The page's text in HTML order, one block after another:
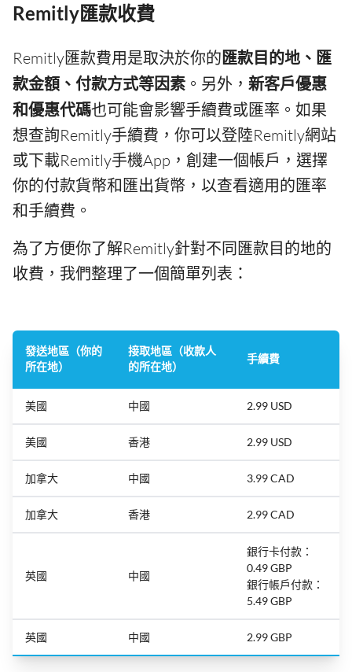
Remitly匯款收費
Remitly匯款費用是取決於你的 匯款目的地、匯
款金額、付款方式等因素 。另外， 新客戶優惠
和優惠代碼也可能會影響手續費或匯率。如果
想查詢Remitly手續費，你可以登陸Remitly網站
或下載Remitly手機App，創建一個帳戶，選擇
你的付款貨幣和匯出貨幣，以查看適用的匯率
和手續費。
為了方便你了解Remitly針對不同匯款目的地的
收費，我們整理了一個簡單列表：
發送地區（你的
所在地）
接取地區（收款人
的所在地）
手續費
美國 中國 2.99 USD
美國 香港 2.99 USD
加拿大 中國 3.99 CAD
加拿大 香港 2.99 CAD
英國 中國
銀行卡付款：
0.49 GBP
銀行帳戶付款：
5.49 GBP
英國 中國 2.99 GBP